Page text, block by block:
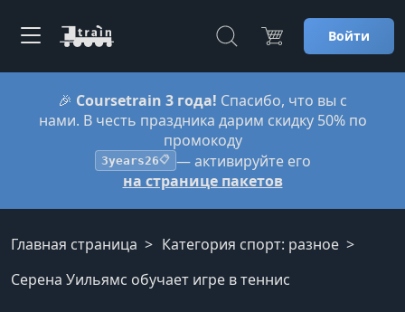
Войти
🎉 Coursetrain 3 года! Спасибо, что вы с
нами. В честь праздника дарим скидку 50% по
промокоду
3years26📋 — активируйте его
на странице пакетов
Главная страница
Категория спорт: разное
Серена Уильямс обучает игре в теннис